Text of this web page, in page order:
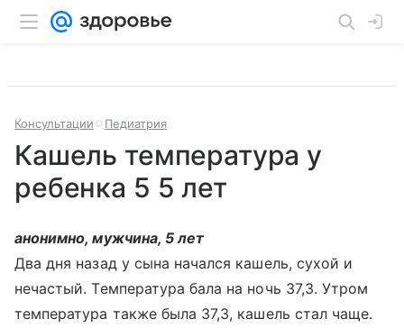
Консультации Педиатрия
Кашель температура у
ребенка 5 5 лет
анонимно, мужчина, 5 лет
Два дня назад у сына начался кашель, сухой и
нечастый. Температура бала на ночь 37,3. Утром
температура также была 37,3, кашель стал чаще.